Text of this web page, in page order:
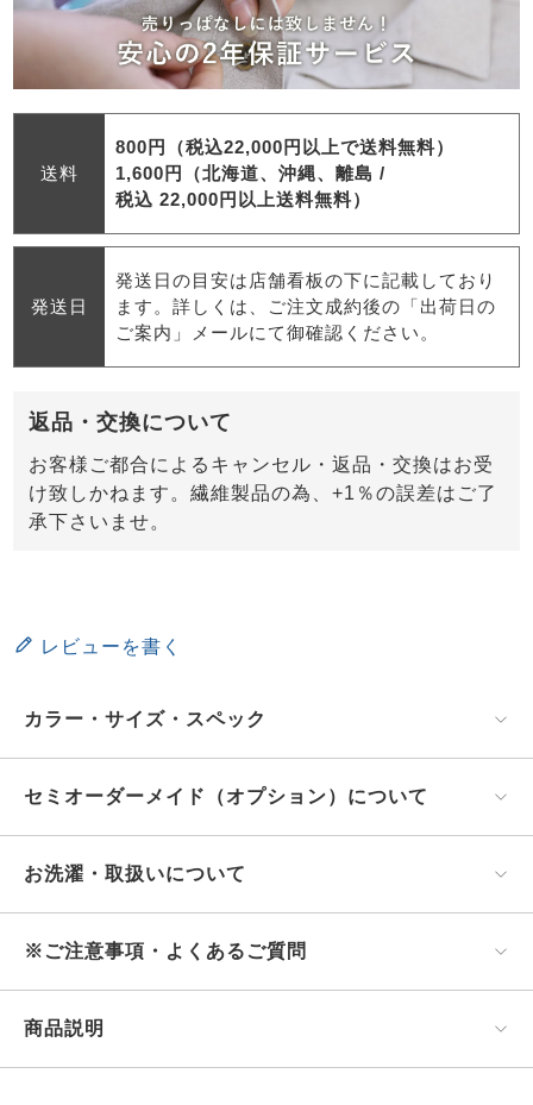
送料
800円（税込22,000円以上で送料無料）
1,600円（北海道、沖縄、離島 /
税込 22,000円以上送料無料）
発送日
発送日の目安は店舗看板の下に記載しており
ます。詳しくは、ご注文成約後の「出荷日の
ご案内」メールにて御確認ください。
返品・交換について
お客様ご都合によるキャンセル・返品・交換はお受
け致しかねます。繊維製品の為、+1％の誤差はご了
承下さいませ。
レビューを書く
カラー・サイズ・スペック
セミオーダーメイド（オプション）について
お洗濯・取扱いについて
※ご注意事項・よくあるご質問
商品説明